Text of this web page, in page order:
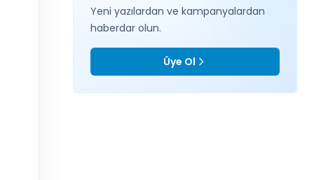
Yeni yazılardan ve kampanyalardan
haberdar olun.
Üye Ol